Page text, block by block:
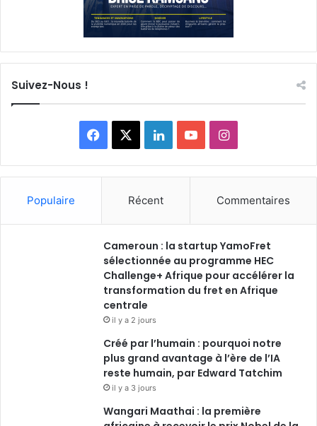
Suivez-Nous !
a
b
o
o
L
i
e
d
o
u
b
I
n
a
g
m
Populaire Récent Commentaires
Cameroun : la startup YamoFret
sélectionnée au programme HEC
Challenge+ Afrique pour accélérer la
transformation du fret en Afrique
centrale
il y a 2 jours
Créé par l’humain : pourquoi notre
plus grand avantage à l’ère de l’IA
reste humain, par Edward Tatchim
il y a 3 jours
Wangari Maathai : la première